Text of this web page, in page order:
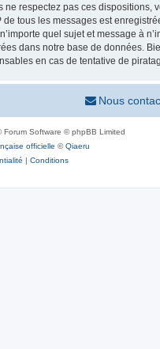
respectez pas ces
tous les messages est
quel sujet et message à
dans notre base de données.
en cas de tentative de
Nous
Forum Software © phpBB Limited
officielle ©Qiaeru
| Conditions